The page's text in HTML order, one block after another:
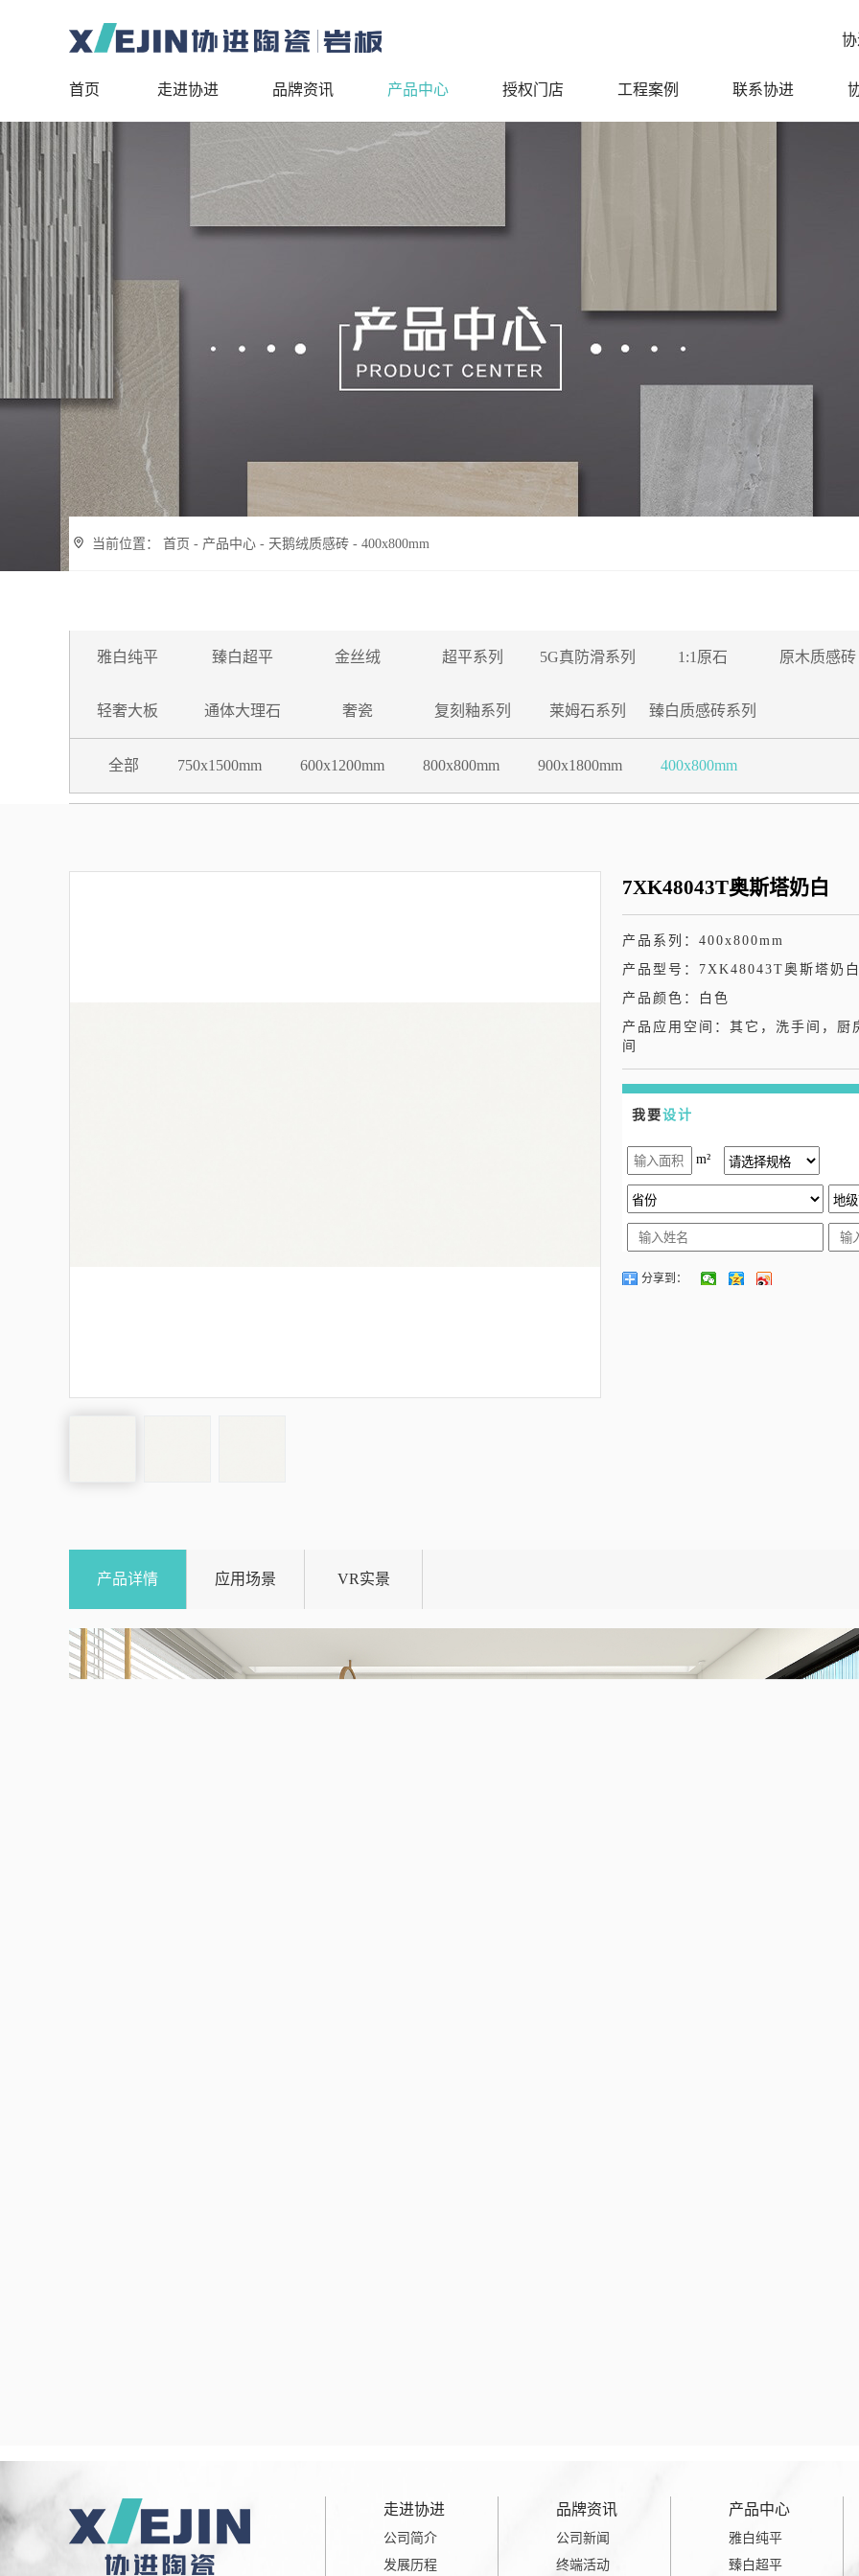
首页 走进协进 品牌资讯 产品中心 授权门店 工程案例 联系协进
当前位置： 首页 - 产品中心 - 天鹅绒质感砖 - 400x800mm
雅白纯平 臻白超平 金丝绒 超平系列 5G真防滑系列 1:1原石 原木质感砖
轻奢大板 通体大理石 奢瓷 复刻釉系列 莱姆石系列 臻白质感砖系列
全部
750x1500mm 600x1200mm 800x800mm 900x1800mm 400x800mm
全部 900x1800mm
全部 亮面750x1500mm 亚光面750x1500mm
全部
全部 奢瓷600x1200mm 奢瓷400x800mm 微晶中板400X800mm 3D微雕400X800mm
全部 750x1500mm
全部 600x1200mm 800X800MM
全部 750x1500MM 600X1200MM
7XK48043T奥斯塔奶白
产品系列：400x800mm
产品型号：7XK48043T奥斯塔奶
产品颜色：白色
产品应用空间：其它，洗手间，厨
间
我要设计
m²
分享到：
产品详情 应用场景 VR实景
走进协进
公司简介
发展历程
品牌资讯
公司新闻
终端活动
产品中心
雅白纯平
臻白超平